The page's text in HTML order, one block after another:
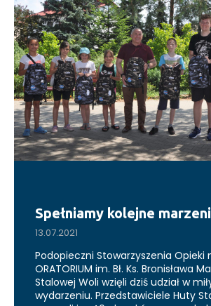
Spełniamy kolejne
13.07.2021
Podopieczni Stowarzyszenia Opieki
ORATORIUM im. Bł. Ks. Bronisława
Stalowej Woli wzięli dziś udział w
wydarzeniu. Przedstawiciele Huty